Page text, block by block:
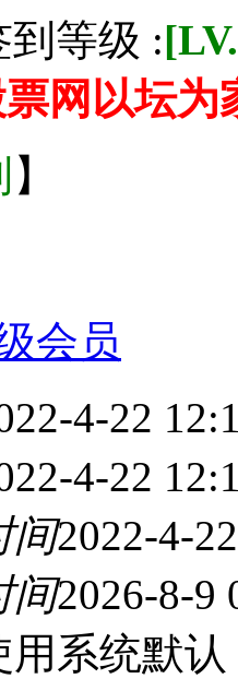
等级 :
网以坛为
】
会员
4-22
4-22
间2022-4-
间2026-8-9
用系统默认